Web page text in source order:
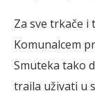
Za sve trkače i
Komunalcem
Smuteka tako
traila uživati u